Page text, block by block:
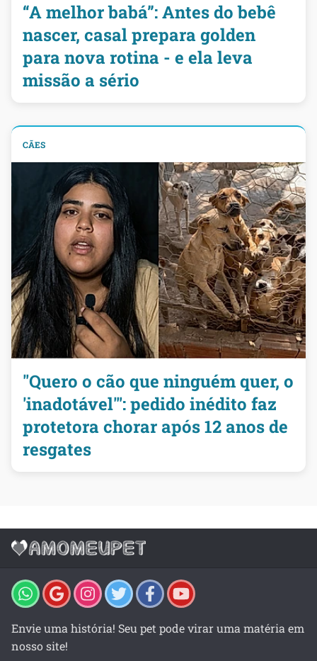
“A melhor babá”: Antes do bebê
nascer, casal prepara golden
para nova rotina - e ela leva
missão a sério
CÃES
"Quero o cão que ninguém quer, o
'inadotável'": pedido inédito faz
protetora chorar após 12 anos de
resgates
Envie uma história! Seu pet pode virar uma matéria em
nosso site!